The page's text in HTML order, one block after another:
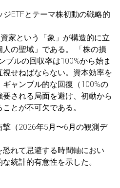
ETFとテーマ株初動の戦略的
家という「象」が構造的に立
の聖域」である。 「株の損
ブルの回収率は100%から始ま
せねばならない。資本効率を
ャンブル的な回復（100%の
される局面を避け、初動から
とが不可欠である。
（2026年5月〜6月の観測デ
れて忌避する時間軸におい
統計的有意性を示した。